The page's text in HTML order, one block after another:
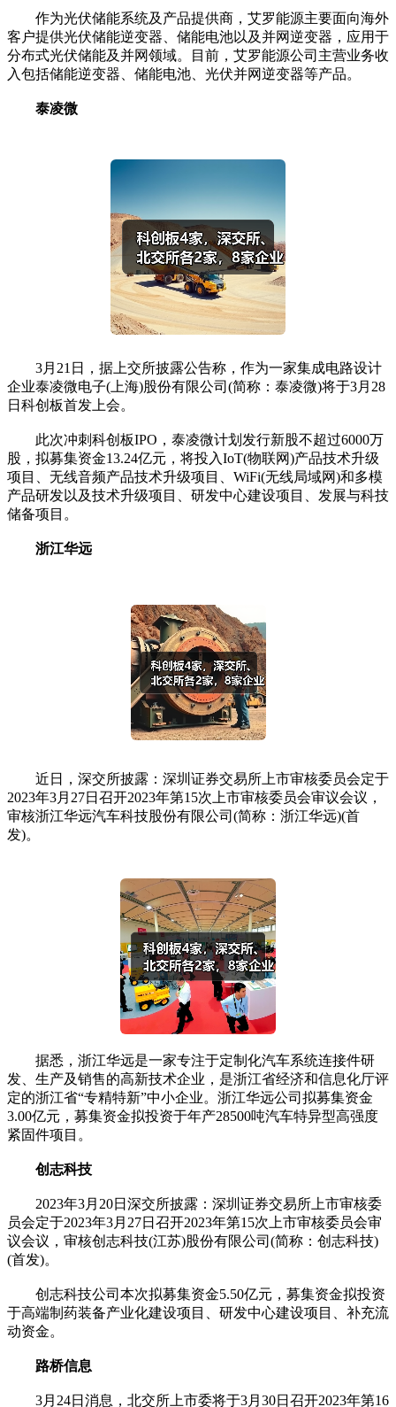
作为光伏储能系统及产品提供商，艾罗能源主要面向海外
客户提供光伏储能逆变器、储能电池以及并网逆变器，应用于
分布式光伏储能及并网领域。目前，艾罗能源公司主营业务收
入包括储能逆变器、储能电池、光伏并网逆变器等产品。
泰凌微
3月21日，据上交所披露公告称，作为一家集成电路设计
企业泰凌微电子(上海)股份有限公司(简称：泰凌微)将于3月28
日科创板首发上会。
此次冲刺科创板IPO，泰凌微计划发行新股不超过6000万
股，拟募集资金13.24亿元，将投入IoT(物联网)产品技术升级
项目、无线音频产品技术升级项目、WiFi(无线局域网)和多模
产品研发以及技术升级项目、研发中心建设项目、发展与科技
储备项目。
浙江华远
近日，深交所披露：深圳证券交易所上市审核委员会定于
2023年3月27日召开2023年第15次上市审核委员会审议会议，
审核浙江华远汽车科技股份有限公司(简称：浙江华远)(首
发)。
据悉，浙江华远是一家专注于定制化汽车系统连接件研
发、生产及销售的高新技术企业，是浙江省经济和信息化厅评
定的浙江省“专精特新”中小企业。浙江华远公司拟募集资金
3.00亿元，募集资金拟投资于年产28500吨汽车特异型高强度
紧固件项目。
创志科技
2023年3月20日深交所披露：深圳证券交易所上市审核委
员会定于2023年3月27日召开2023年第15次上市审核委员会审
议会议，审核创志科技(江苏)股份有限公司(简称：创志科技)
(首发)。
创志科技公司本次拟募集资金5.50亿元，募集资金拟投资
于高端制药装备产业化建设项目、研发中心建设项目、补充流
动资金。
路桥信息
3月24日消息，北交所上市委将于3月30日召开2023年第16